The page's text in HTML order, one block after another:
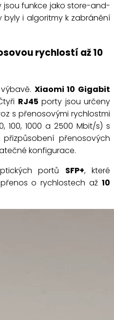
funkce jako store-and-
byly i algoritmy k zabránění
rychlostí až 10
Xiaomi 10 Gigabit
RJ45 porty jsou určeny
s přenosovými rychlostmi
100, 1000 a 2500 Mbit/s) s
přenosových
konfigurace.
portů SFP+, které
o rychlostech až 10